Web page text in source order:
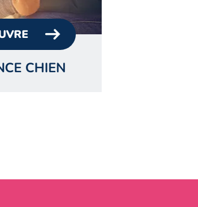
CHIEN